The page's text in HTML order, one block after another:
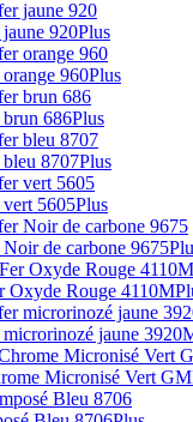
920Plus
960Plus
686Plus
8707Plus
5605Plus
de carbone 9675
Oxyde Rouge 4110M
jaune
Micronisé Vert GM